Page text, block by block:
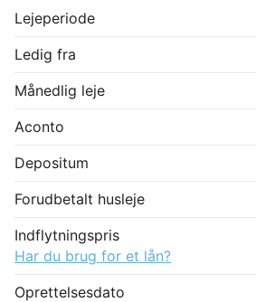
Lejeperiode
Ledig fra
Månedlig leje
Aconto
Depositum
Forudbetalt husleje
Indflytningspris
Har du brug for et lån?
Oprettelsesdato